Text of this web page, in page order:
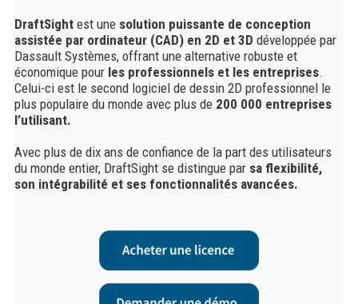
DraftSightest une solution puissante de conception
assistée par ordinateur (CAD) en 2D et 3D développée par
Dassault Systèmes, offrant une alternative robuste et
économique pour les professionnels et les entreprises.
Celui-ci est le second logiciel de dessin 2D professionnel le
plus populaire du monde avec plus de 200 000 entreprises
l’utilisant.
Avec plus de dix ans de confiance de la part des utilisateurs
du monde entier, DraftSight se distingue par sa flexibilité,
son intégrabilité et ses fonctionnalités avancées.